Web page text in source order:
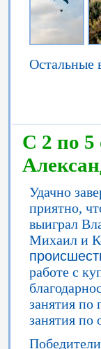
Остальные
C 2 по
Удачно
приятно,
выиграл
Михаил и
работе с
занятия по
занятия по